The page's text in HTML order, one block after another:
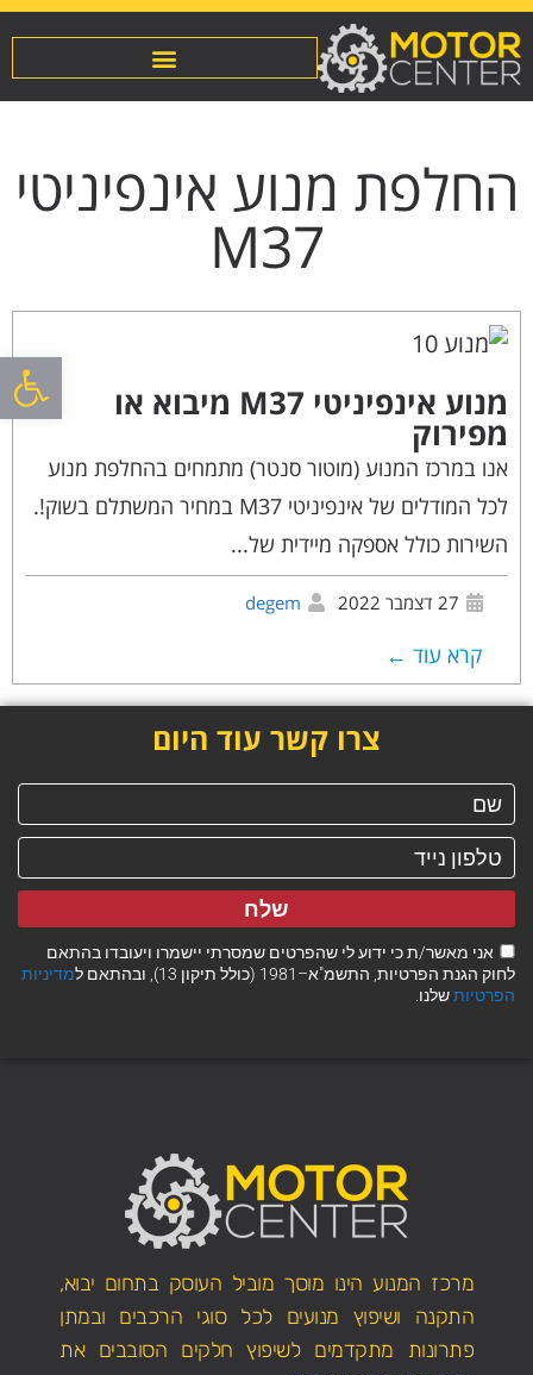
פתח
החלפת מנוע אינפיניטי
M37
מנוע אינפיניטי M37 מיבוא או
מפירוק
אנו במרכז המנוע (מוטור סנטר) מתמחים בהחלפת מנוע
לכל המודלים של אינפיניטי M37 במחיר המשתלם בשוק!.
השירות כולל אספקה מיידית של...
27 דצמבר 2022 degem
קרא עוד ←
צרו קשר עוד היום
אני מאשר/ת כי ידוע לי שהפרטים שמסרתי יישמרו ויעובדו בהתאם
לחוק הגנת הפרטיות, התשמ"א–1981 (כולל תיקון 13), ובהתאם ל
מדיניות
הפרטיותשלנו.
שלח
מרכז המנוע הינו מוסך מוביל העוסק בתחום יבוא,
התקנה ושיפוץ מנועים לכל סוגי הרכבים ובמתן
פתרונות מתקדמים לשיפוץ חלקים הסובבים את